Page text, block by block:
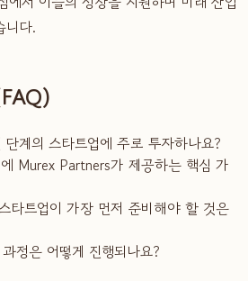
니다.
계의 스타트업에 주로 투자하나요?
Murex Partners가 제공하는 핵심 가
타트업이 가장 먼저 준비해야 할 것은
정은 어떻게 진행되나요?